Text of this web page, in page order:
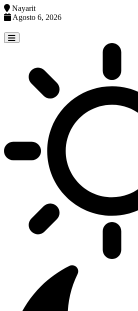
Nayarit
Agosto 6, 2026
to
content